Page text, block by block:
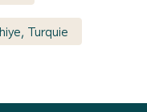
Turquie